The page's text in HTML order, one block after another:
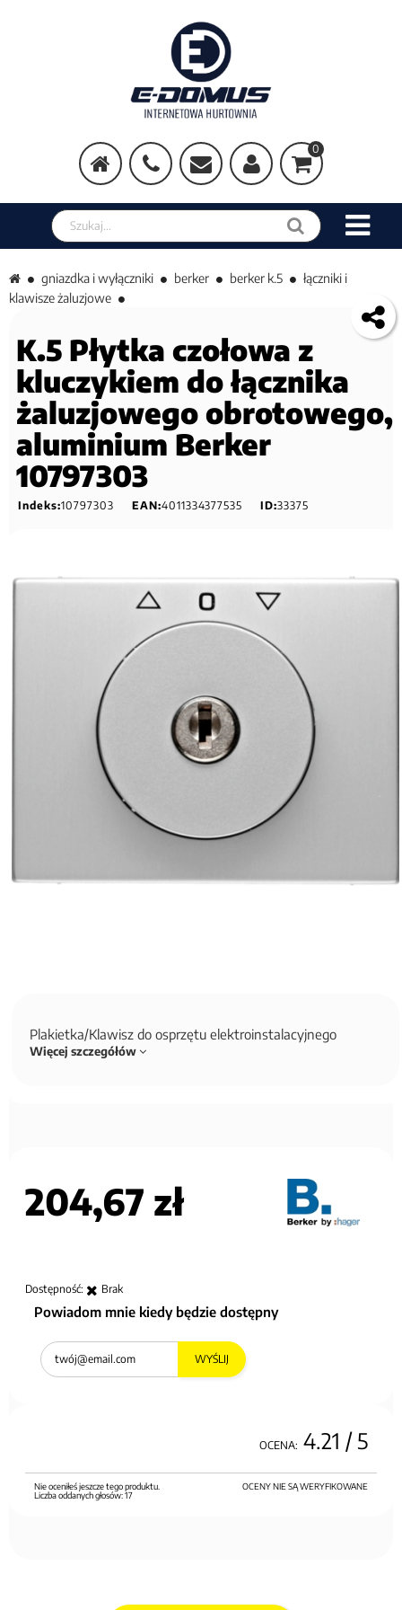
0
Szukaj w sklepie
gniazdka i wyłączniki berker berker k.5
łączniki i
klawisze żaluzjowe
K.5 Płytka czołowa z
kluczykiem do łącznika
żaluzjowego obrotowego,
aluminium Berker
10797303
Indeks:10797303 EAN:4011334377535 ID:33375
Plakietka/Klawisz do osprzętu elektroinstalacyjnego
Więcej szczegółów
204,67 zł
Dostępność: Brak
Powiadom mnie kiedy będzie dostępny
WYŚLIJ
OCENA: 4.21 / 5
OCENY NIE SĄ WERYFIKOWANE
Nie oceniłeś jeszcze tego produktu.
Liczba oddanych głosów:17